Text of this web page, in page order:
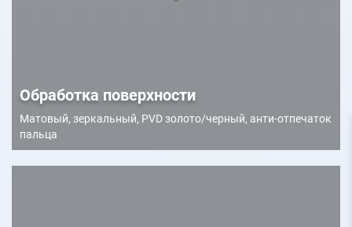
Обработка поверхности
Матовый, зеркальный, PVD золото/черный, анти-отпечаток
пальца